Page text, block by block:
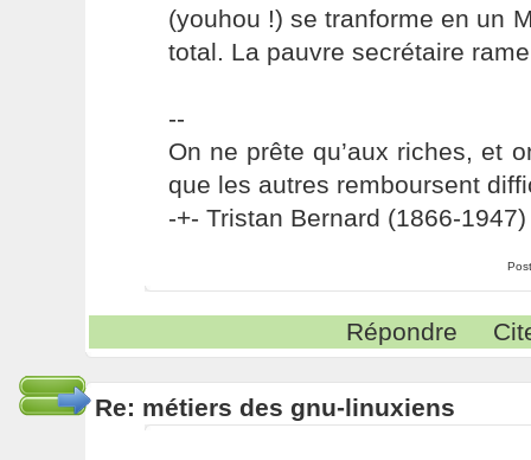
(youhou !) se tranforme en un
total. La pauvre secrétaire
--
On ne prête qu’aux riches, et
que les autres remboursent
-+- Tristan Bernard (1866-1947)
Répondre
Re: métiers des gnu-linuxiens